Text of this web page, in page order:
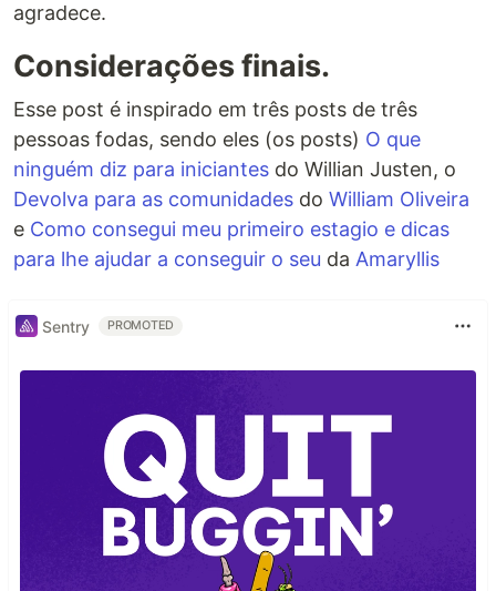
agradece.
Considerações finais.
Esse post é inspirado em três posts de três
pessoas fodas, sendo eles (os posts) O que
ninguém diz para iniciantes do Willian Justen, o
Devolva para as comunidades do William Oliveira
e Como consegui meu primeiro estagio e dicas
para lhe ajudar a conseguir o seu da Amaryllis
Sentry PROMOTED